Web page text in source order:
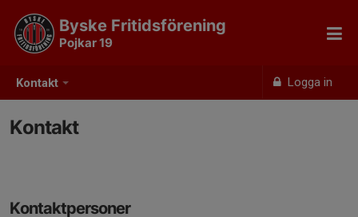
Kontakt Logga in
Byske Fritidsförening
Pojkar 19
Kontakt
Kontaktpersoner